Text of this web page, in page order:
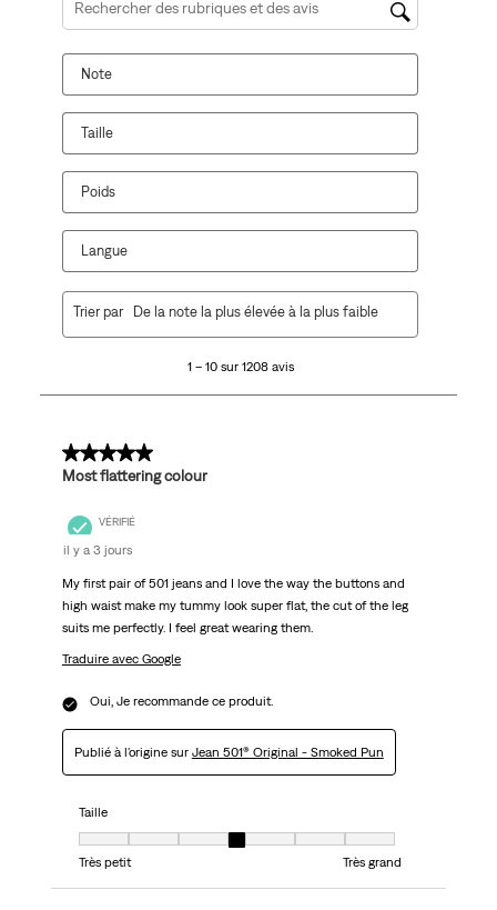
Zone de recherche de sujet et d'avis
Note
Taille
Poids
Langue
1208
1 – 10 sur 1208 avis
Trier par De la note la plus élevée à la plus faible
5 sur 5 étoiles.
Most flattering colour
VÉRIFIÉ
il y a 3 jours
My first pair of 501 jeans and I love the way the buttons and
high waist make my tummy look super flat, the cut of the leg
suits me perfectly. I feel great wearing them.
Traduire avec Google
Oui, Je recommande ce produit.
Publié à l'origine sur Jean 501® Original - Smoked Pun
Taille
Taille, 4 sur 7, où 1 est égal à Très petit et 7 est égal à Très grand
Très petit
Très grand